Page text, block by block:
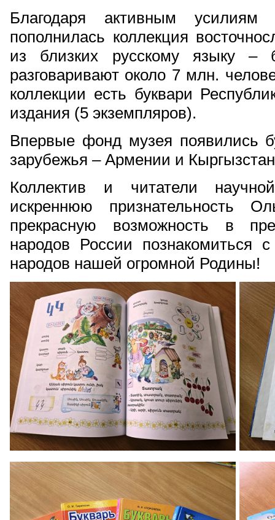
Благодаря активным
пополнилась коллекция
из близких русскому языку –
разговаривают около 7 млн.
коллекции есть буквари
издания (5 экземпляров).
Впервые фонд музея появились
зарубежья – Армении и
Коллектив и читатели
искреннюю признательность
прекрасную возможность в
народов России познакомиться
народов нашей огромной Родины!